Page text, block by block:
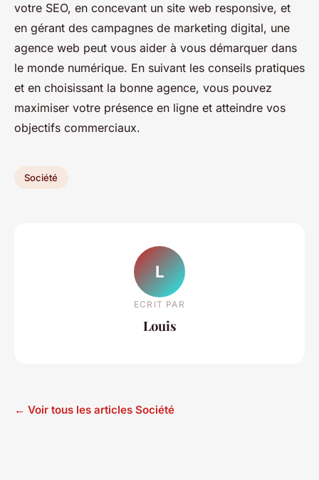
votre SEO, en concevant un site web responsive, et
en gérant des campagnes de marketing digital, une
agence web peut vous aider à vous démarquer dans
le monde numérique. En suivant les conseils pratiques
et en choisissant la bonne agence, vous pouvez
maximiser votre présence en ligne et atteindre vos
objectifs commerciaux.
Société
L
ECRIT PAR
Louis
← Voir tous les articles Société